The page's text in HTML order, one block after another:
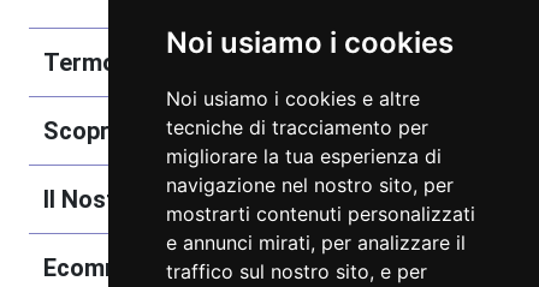
Noi usiamo i cookies
Noi usiamo i cookies e altre
tecniche di tracciamento per
migliorare la tua esperienza di
navigazione nel nostro sito, per
mostrarti contenuti personalizzati
e annunci mirati, per analizzare il
traffico sul nostro sito, e per
Termobozzo Srl
Scoprici
Il Nostro Catalogo
Ecommerce